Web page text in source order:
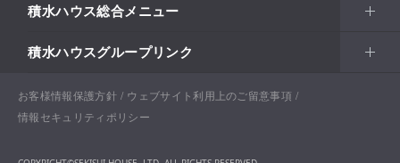
分譲住宅・土地
戸建住宅
支店・事業所情報
賃貸住宅経営（シャーメゾン）
土地活用
カスタマーズセンター
リフォーム
Netオーナーズクラブ
積水ハウス総合メニュー
住まい
戸建住宅
土地活用
積水ハウスグループリンク
積水ハウス ノイエ株式会社
お客様情報保護方針
ウェブサイト利用上のご留意事項
情報セキュリティポリシー